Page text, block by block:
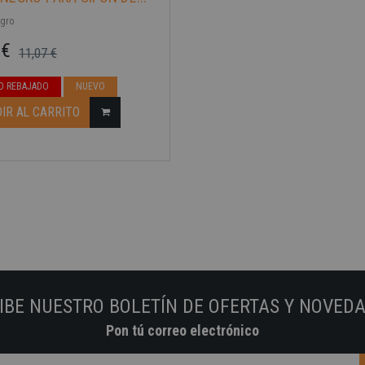
11,07 €
REBAJADO NUEVO
AL CARRITO
NUESTRO BOLETÍN DE OFERTAS Y
Pon tú correo electrónico